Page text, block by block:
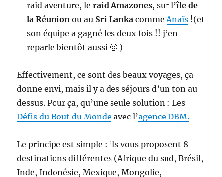
raid aventure, leraid Amazones, sur l’île de
la Réunion ou au Sri LankacommeAnaïs !(et
son équipe a gagné les deux fois !! j’en
reparle bientôt aussi 🙂 )
Effectivement, ce sont des beaux voyages, ça
donne envi, mais il y a des séjours d’un ton au
dessus. Pour ça, qu’une seule solution : Les
Défis du Bout du Monde avec l’agence DBM.
Le principe est simple : ils vous proposent 8
destinations différentes (Afrique du sud, Brésil,
Inde, Indonésie, Mexique, Mongolie,